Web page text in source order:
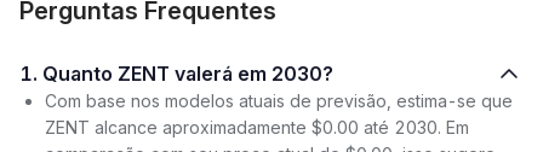
Perguntas Frequentes
1. Quanto ZENT valerá em 2030?
Com base nos modelos atuais de previsão, estima-se que
ZENT alcance aproximadamente $0.00 até 2030. Em